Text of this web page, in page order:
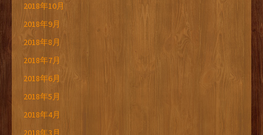
2018年10月
2018年9月
2018年8月
2018年7月
2018年6月
2018年5月
2018年4月
2018年3月